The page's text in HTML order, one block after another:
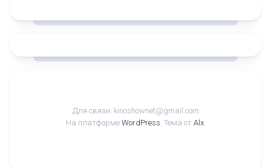
Для связи: kinoshownet@gmail.com
На платформе WordPress. Тема от Alx.